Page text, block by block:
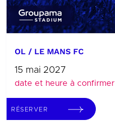
OL / LE MANS FC
15 mai 2027
date et heure à confirmer
RÉSERVER